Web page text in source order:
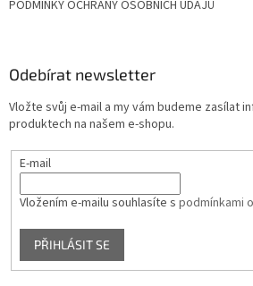
PODMÍNKY OCHRANY OSOBNÍCH ÚDAJŮ
Odebírat newsletter
Vložte svůj e-mail a my vám budeme zasílat
produktech na našem e-shopu.
E-mail
Vložením e-mailu souhlasíte s podmínkami
PŘIHLÁSIT SE